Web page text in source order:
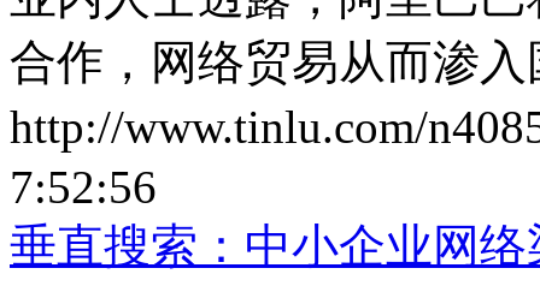
合作，网络贸易从而渗
http://www.tinlu.com/
7:52:56
垂直搜索：中小企业网